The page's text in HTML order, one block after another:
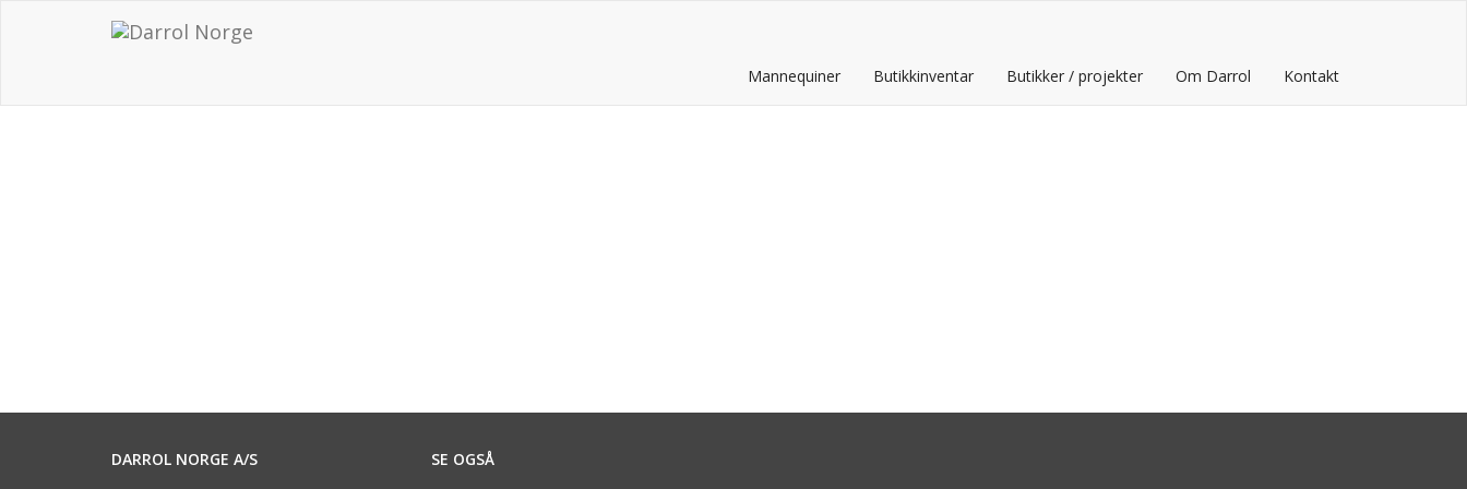
Mannequiner Butikkinventar Butikker / projekter Om Darrol Kontakt
DARROL NORGE A/S SE OGSÅ